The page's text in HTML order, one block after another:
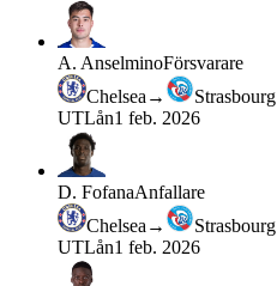
A. AnselminoFörsvarare
Chelsea →
Strasbourg
UTLån1 feb. 2026
D. FofanaAnfallare
Chelsea →
Strasbourg
UTLån1 feb. 2026